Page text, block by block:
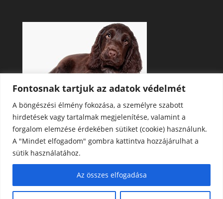
Fontosnak tartjuk az adatok védelmét
A böngészési élmény fokozása, a személyre szabott
hirdetések vagy tartalmak megjelenítése, valamint a
forgalom elemzése érdekében sütiket (cookie) használunk.
A "Mindet elfogadom" gombra kattintva hozzájárulhat a
sütik használatához.
Az összes elfogadása